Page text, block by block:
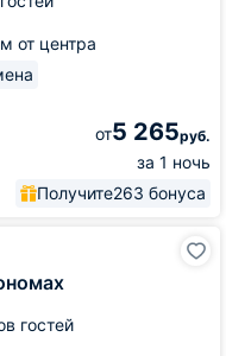
от центра
от5 265руб.
за 1 ночь
Получите263 бонуса
гостей